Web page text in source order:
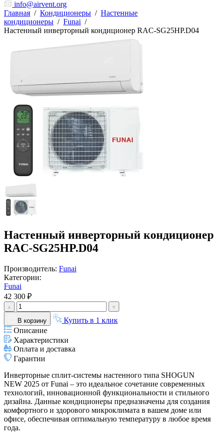
info@airvent.org
Главная / Кондиционеры / Настенные
кондиционеры / Funai /
Настенный инверторный кондиционер RAC-SG25HP.D04
Настенный инверторный кондиционер
RAC-SG25HP.D04
Производитель: Funai
Категории:
Funai
42 300 ₽
В корзину
Купить в 1 клик
Описание
Характеристики
Оплата и доставка
Гарантии
Инверторные сплит-системы настенного типа SHOGUN
NEW 2025 от Funai – это идеальное сочетание современных
технологий, инновационной функциональности и стильного
дизайна. Данные кондиционеры предназначены для создания
комфортного и здорового микроклимата в вашем доме или
офисе, обеспечивая оптимальную температуру в любое время
года.